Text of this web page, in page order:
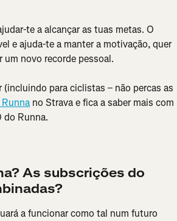
te a alcançar as tuas metas. O
e ajuda-te a manter a motivação, quer
novo recorde pessoal.
para ciclistas – não percas as
no Strava e fica a saber mais com
do Runna.
As subscrições do
a funcionar como tal num futuro